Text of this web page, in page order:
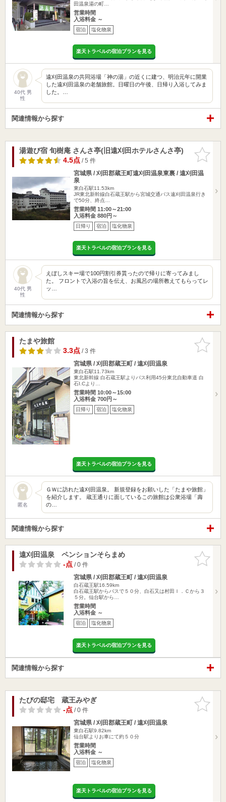
田温泉湯の町…
営業時間
入浴料金 ～
宿泊 塩化物泉
楽天トラベルの宿泊プランを見る
40代 男
性
遠刈田温泉の共同浴場「神の湯」の近くに建つ、明治元年に開業
した遠刈田温泉の老舗旅館。日曜日の午後、日帰り入浴してみま
した。…
関連情報から探す
お気に入
りに追加
湯遊び宿 旬樹庵 さんさ亭(旧遠刈田ホテルさんさ亭)
4.5点/ 5 件
宮城県 / 刈田郡蔵王町遠刈田温泉東裏 / 遠刈田温
泉
東白石駅11.53km
JR東北新幹線白石蔵王駅から宮城交通バス遠刈田温泉行き
で50分、終点…
営業時間 11:00～21:00
入浴料金 880円～
日帰り 宿泊 塩化物泉
楽天トラベルの宿泊プランを見る
40代 男
性
えぼしスキー場で100円割引券貰ったので帰りに寄ってみまし
た。 フロントで入浴の旨を伝え、お風呂の場所教えてもらってレ
ッ…
関連情報から探す
お気に入
りに追加
たまや旅館
3.3点/ 3 件
宮城県 / 刈田郡蔵王町 / 遠刈田温泉
東白石駅11.73km
東北新幹線 白石蔵王駅よりバス利用45分東北自動車道 白
石I.Cより…
営業時間 10:00～15:00
入浴料金 700円～
日帰り 宿泊 塩化物泉
楽天トラベルの宿泊プランを見る
匿名
ＧＷに訪れた遠刈田温泉。 新規登録をお願いした「たまや旅館」
を紹介します。 蔵王通りに面しているこの旅館は公衆浴場「壽
の…
関連情報から探す
お気に入
りに追加
遠刈田温泉 ペンションそらまめ
-点/ 0 件
宮城県 / 刈田郡蔵王町 / 遠刈田温泉
白石蔵王駅16.59km
白石蔵王駅からバスで５０分、白石又は村田Ｉ．Ｃから３
５分。仙台駅から…
営業時間
入浴料金 ～
宿泊 塩化物泉
楽天トラベルの宿泊プランを見る
関連情報から探す
お気に入
りに追加
たびの邸宅 蔵王みやぎ
-点/ 0 件
宮城県 / 刈田郡蔵王町 / 遠刈田温泉
東白石駅9.82km
仙台駅よりお車にて約５０分
営業時間
入浴料金 ～
宿泊 塩化物泉
楽天トラベルの宿泊プランを見る